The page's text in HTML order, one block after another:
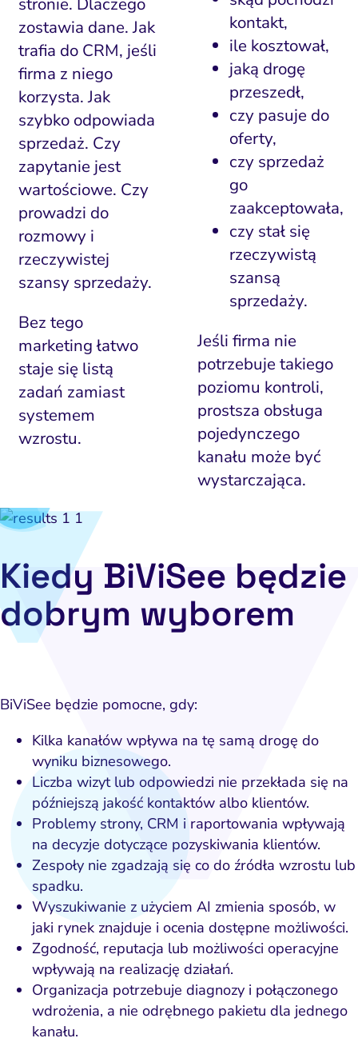
zostawia dane. Jak
trafia do CRM, jeśli
firma z niego
korzysta. Jak
szybko odpowiada
sprzedaż. Czy
zapytanie jest
wartościowe. Czy
prowadzi do
rozmowy i
rzeczywistej
szansy sprzedaży.
Bez tego
marketing łatwo
staje się listą
zadań zamiast
systemem
wzrostu.
kontakt,
ile kosztował,
jaką drogę
przeszedł,
czy pasuje do
oferty,
czy sprzedaż
go
zaakceptowała,
czy stał się
rzeczywistą
szansą
sprzedaży.
Jeśli firma nie
potrzebuje takiego
poziomu kontroli,
prostsza obsługa
pojedynczego
kanału może być
wystarczająca.
Kiedy BiViSee będzie
dobrym wyborem
BiViSee będzie pomocne, gdy:
Kilka kanałów wpływa na tę samą drogę do
wyniku biznesowego.
Liczba wizyt lub odpowiedzi nie przekłada się na
późniejszą jakość kontaktów albo klientów.
Problemy strony, CRM i raportowania wpływają
na decyzje dotyczące pozyskiwania klientów.
Zespoły nie zgadzają się co do źródła wzrostu lub
spadku.
Wyszukiwanie z użyciem AI zmienia sposób, w
jaki rynek znajduje i ocenia dostępne możliwości.
Zgodność, reputacja lub możliwości operacyjne
wpływają na realizację działań.
Organizacja potrzebuje diagnozy i połączonego
wdrożenia, a nie odrębnego pakietu dla jednego
kanału.